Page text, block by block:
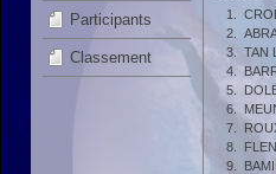
Participants
Classement
1.
2.
3.
TAN
4.
5.
6.
7.
8.
9.